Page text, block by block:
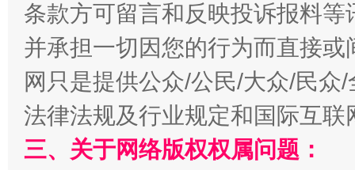
条款方可留言和反映投诉报料
并承担一切因您的行为而直接
网只是提供公众/公民/大众/民
法律法规及行业规定和国际互
三、关于网络版权权属问题：